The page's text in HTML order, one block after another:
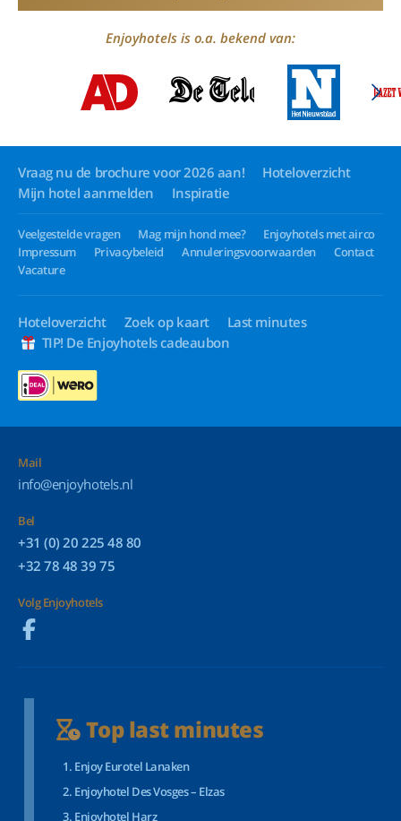
Enjoyhotels is o.a. bekend van:
Vraag nu de brochure voor 2026 aan!
Hoteloverzicht
Mijn hotel aanmelden
Inspiratie
Veelgestelde vragen Mag mijn hond mee?
Enjoyhotels met airco
Impressum
Privacybeleid Annuleringsvoorwaarden
Contact
Vacature
Hoteloverzicht Zoek op kaart
Last minutes
TIP! De Enjoyhotels cadeaubon
Mail
info@enjoyhotels.nl
Bel
+31 (0) 20 225 48 80
+32 78 48 39 75
Volg Enjoyhotels
Top last minutes
Enjoy Eurotel Lanaken
Enjoyhotel Des Vosges – Elzas
Enjoyhotel Harz